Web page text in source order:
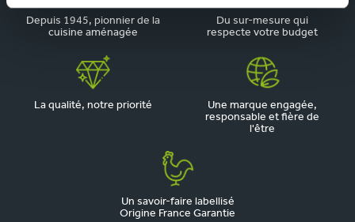
Depuis 1945, pionnier de la
cuisine aménagée
Du sur-mesure qui
respecte votre budget
La qualité, notre priorité
Une marque engagée,
responsable et fière de
l'être
Un savoir-faire labellisé
Origine France Garantie